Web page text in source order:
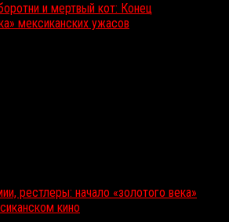
и мертвый кот: Конец
мексиканских ужасов
рестлеры: начало «золотого века»
кино